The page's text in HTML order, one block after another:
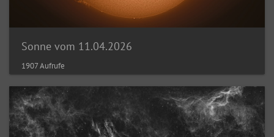
Sonne vom 11.04.2026
1907 Aufrufe